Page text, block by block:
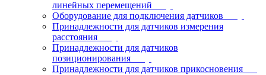
линейных перемещений
Оборудование для подключения датчиков
Принадлежности для датчиков измерения
расстояния
Принадлежности для датчиков
позиционирования
Принадлежности для датчиков прикосновения